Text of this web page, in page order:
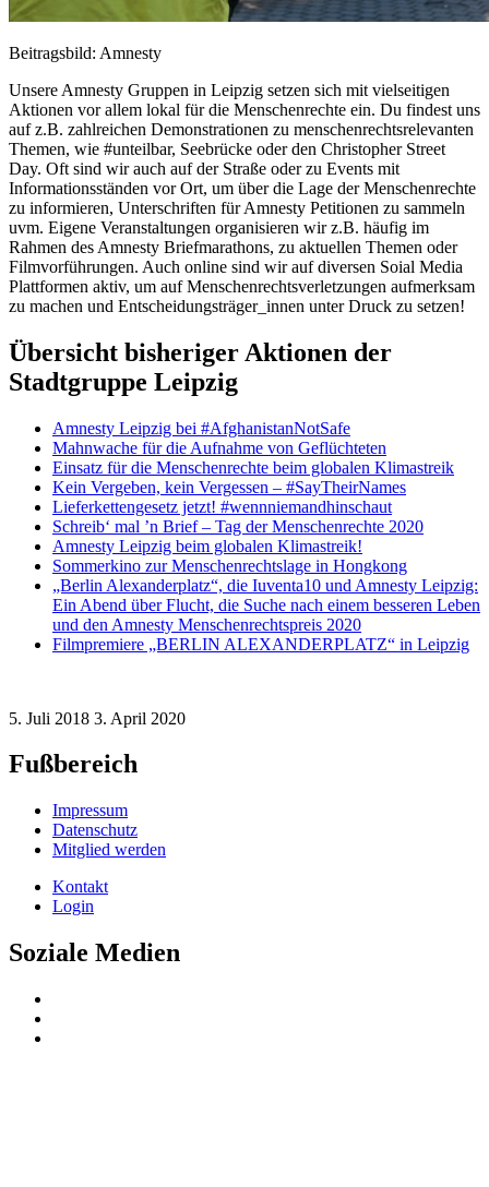
Beitragsbild: Amnesty
Unsere Amnesty Gruppen in Leipzig setzen sich mit vielseitigen
Aktionen vor allem lokal für die Menschenrechte ein. Du findest uns
auf z.B. zahlreichen Demonstrationen zu menschenrechtsrelevanten
Themen, wie #unteilbar, Seebrücke oder den Christopher Street
Day. Oft sind wir auch auf der Straße oder zu Events mit
Informationsständen vor Ort, um über die Lage der Menschenrechte
zu informieren, Unterschriften für Amnesty Petitionen zu sammeln
uvm. Eigene Veranstaltungen organisieren wir z.B. häufig im
Rahmen des Amnesty Briefmarathons, zu aktuellen Themen oder
Filmvorführungen. Auch online sind wir auf diversen Soial Media
Plattformen aktiv, um auf Menschenrechtsverletzungen aufmerksam
zu machen und Entscheidungsträger_innen unter Druck zu setzen!
Übersicht bisheriger Aktionen der
Stadtgruppe Leipzig
Amnesty Leipzig bei #AfghanistanNotSafe
Mahnwache für die Aufnahme von Geflüchteten
Einsatz für die Menschenrechte beim globalen Klimastreik
Kein Vergeben, kein Vergessen – #SayTheirNames
Lieferkettengesetz jetzt! #wennniemandhinschaut
Schreib‘ mal ’n Brief – Tag der Menschenrechte 2020
Amnesty Leipzig beim globalen Klimastreik!
Sommerkino zur Menschenrechtslage in Hongkong
„Berlin Alexanderplatz“, die Iuventa10 und Amnesty Leipzig:
Ein Abend über Flucht, die Suche nach einem besseren Leben
und den Amnesty Menschenrechtspreis 2020
Filmpremiere „BERLIN ALEXANDERPLATZ“ in Leipzig
5. Juli 2018 3. April 2020
Fußbereich
Impressum
Datenschutz
Mitglied werden
Kontakt
Login
Soziale Medien